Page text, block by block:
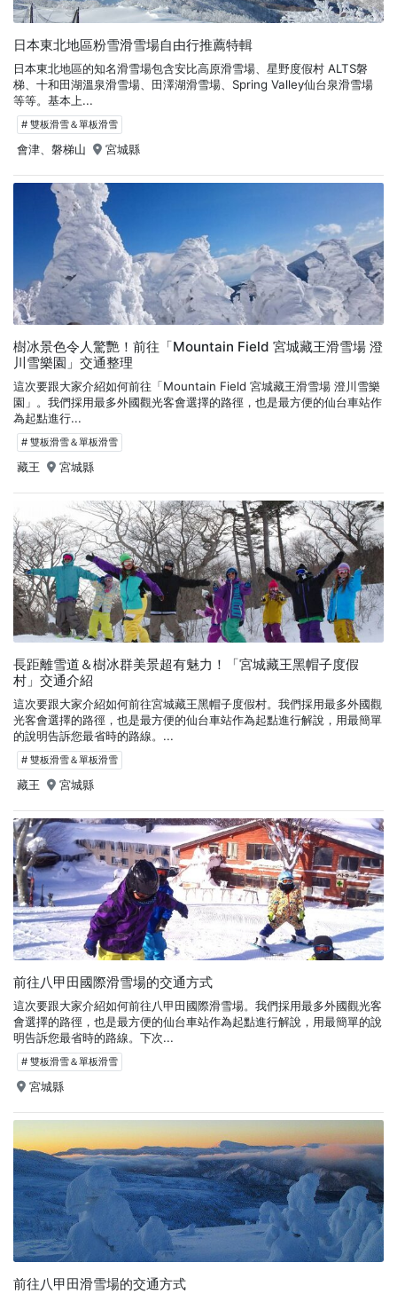
日本東北地區粉雪滑雪場自由行推薦特輯
日本東北地區的知名滑雪場包含安比高原滑雪場、星野度假村 ALTS磐
梯、十和田湖溫泉滑雪場、田澤湖滑雪場、Spring Valley仙台泉滑雪場
等等。基本上...
# 雙板滑雪＆單板滑雪
會津、磐梯山 宮城縣
樹冰景色令人驚艷！前往「Mountain Field 宮城藏王滑雪場 澄
川雪樂園」交通整理
這次要跟大家介紹如何前往「Mountain Field 宮城藏王滑雪場 澄川雪樂
園」。我們採用最多外國觀光客會選擇的路徑，也是最方便的仙台車站作
為起點進行...
# 雙板滑雪＆單板滑雪
藏王 宮城縣
長距離雪道＆樹冰群美景超有魅力！「宮城藏王黑帽子度假
村」交通介紹
這次要跟大家介紹如何前往宮城藏王黑帽子度假村。我們採用最多外國觀
光客會選擇的路徑，也是最方便的仙台車站作為起點進行解說，用最簡單
的說明告訴您最省時的路線。...
# 雙板滑雪＆單板滑雪
藏王 宮城縣
前往八甲田國際滑雪場的交通方式
這次要跟大家介紹如何前往八甲田國際滑雪場。我們採用最多外國觀光客
會選擇的路徑，也是最方便的仙台車站作為起點進行解說，用最簡單的說
明告訴您最省時的路線。下次...
# 雙板滑雪＆單板滑雪
宮城縣
前往八甲田滑雪場的交通方式